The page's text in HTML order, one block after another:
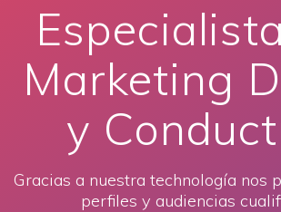
Marketing
y
Gracias a nuestra technología nos
perfiles y audiencias